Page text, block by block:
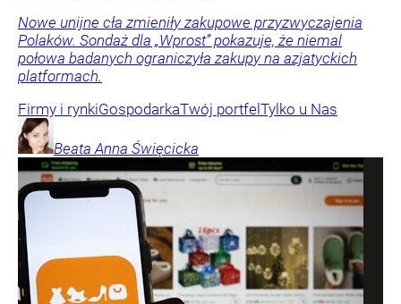
Nowe unijne cła zmieniły zakupowe przyzwyczajenia
Polaków. Sondaż dla „Wprost” pokazuje, że niemal
połowa badanych ograniczyła zakupy na azjatyckich
platformach.
Firmy i rynkiGospodarkaTwój portfel Tylko u Nas
Beata Anna Święcicka